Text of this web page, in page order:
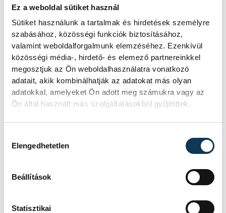
Ez a weboldal sütiket használ
Sütiket használunk a tartalmak és hirdetések személyre
szabásához, közösségi funkciók biztosításához,
valamint weboldalforgalmunk elemzéséhez. Ezenkívül
közösségi média-, hirdető- és elemező partnereinkkel
megosztjuk az Ön weboldalhasználatra vonatkozó
adatait, akik kombinálhatják az adatokat más olyan
adatokkal, amelyeket Ön adott meg számukra vagy az
Ön által használt más szolgáltatásokból gyűjtöttek.
Elengedhetetlen
Beállítások
Statisztikai
Veszprém-Balaton Európa Sportrégiója
2026
Cholnoky Mozgásművészeti Stúdió
vehir.hu